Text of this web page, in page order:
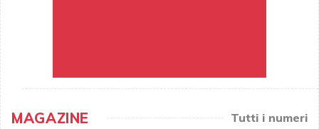
MAGAZINE Tutti i numeri